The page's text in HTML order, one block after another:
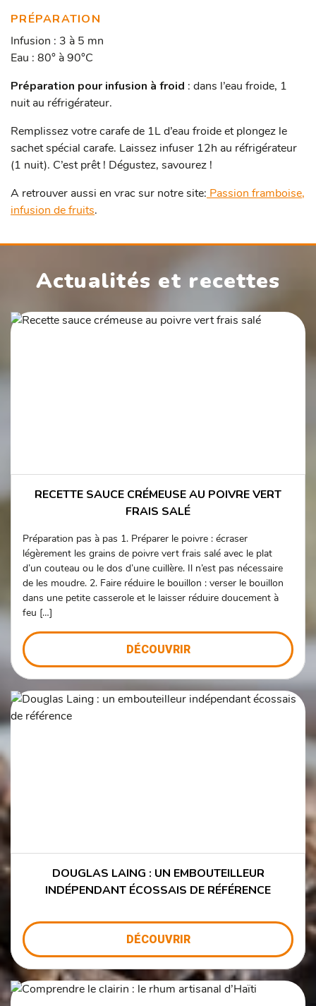
PRÉPARATION
Infusion : 3 à 5 mn
Eau : 80° à 90°C
Préparation pour infusion à froid : dans l’eau froide, 1
nuit au réfrigérateur.
Remplissez votre carafe de 1L d’eau froide et plongez le
sachet spécial carafe. Laissez infuser 12h au réfrigérateur
(1 nuit). C’est prêt ! Dégustez, savourez !
A retrouver aussi en vrac sur notre site: Passion framboise,
infusion de fruits.
Actualités et recettes
RECETTE SAUCE CRÉMEUSE AU POIVRE VERT
FRAIS SALÉ
Préparation pas à pas 1. Préparer le poivre : écraser
légèrement les grains de poivre vert frais salé avec le plat
d’un couteau ou le dos d’une cuillère. Il n’est pas nécessaire
de les moudre. 2. Faire réduire le bouillon : verser le bouillon
dans une petite casserole et le laisser réduire doucement à
feu […]
DÉCOUVRIR
DOUGLAS LAING : UN EMBOUTEILLEUR
INDÉPENDANT ÉCOSSAIS DE RÉFÉRENCE
DÉCOUVRIR